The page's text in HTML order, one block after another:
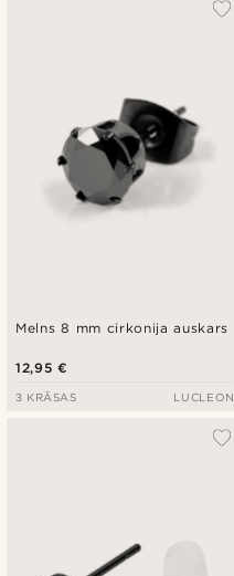
Melns 8 mm cirkonija auskars
12,95 €
3 KRĀSAS LUCLEON